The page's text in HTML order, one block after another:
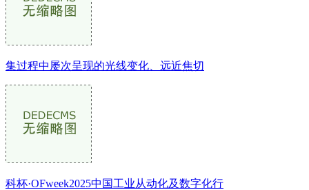
集过程中屡次呈现的光线变化、远近焦切
科杯·OFweek2025中国工业从动化及数字化行